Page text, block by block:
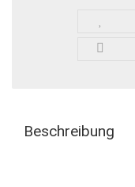
Beschreibung